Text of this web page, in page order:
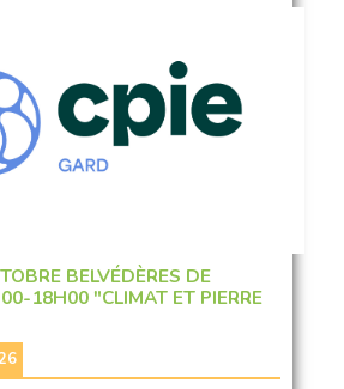
BELVÉDÈRES DE
18H00 "CLIMAT ET PIERRE